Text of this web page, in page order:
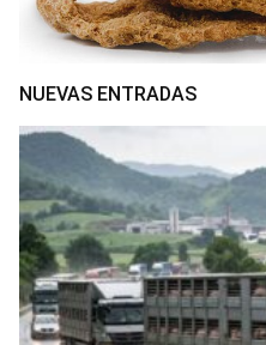
NUEVAS ENTRADAS